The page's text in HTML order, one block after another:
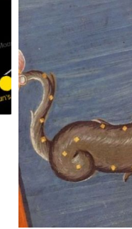
бубњара и мора се
коју слуша." Сигуран
ништа против ако
познати цитат да би у
укључене и жене.
мушкарци Водолије.